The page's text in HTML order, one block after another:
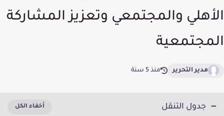
الأهلي والمجتمعي وتعزيز المشاركة
المجتمعية
مدير التحرير منذ 5 سنة
جدول التنقل